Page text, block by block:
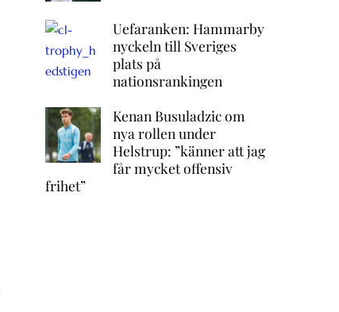
Uefaranken: Hammarby
nyckeln till Sveriges
plats på
nationsrankingen
Kenan Busuladzic om
nya rollen under
Helstrup: ”känner att jag
får mycket offensiv
frihet”